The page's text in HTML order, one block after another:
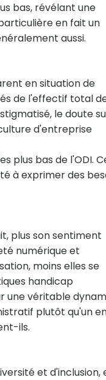
bas, révélant une
en fait un
aussi.
en situation de
de l'effectif total
le doute
d'entreprise
plus bas de l'ODI.
à exprimer des
plus son sentiment
numérique et
moins elles se
handicap
une véritable
plutôt qu'un
ils.
et d'inclusion,